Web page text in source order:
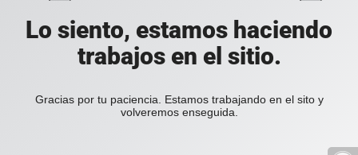
Lo siento, estamos haciendo
trabajos en el sitio.
Gracias por tu paciencia. Estamos trabajando en el sito y
volveremos enseguida.